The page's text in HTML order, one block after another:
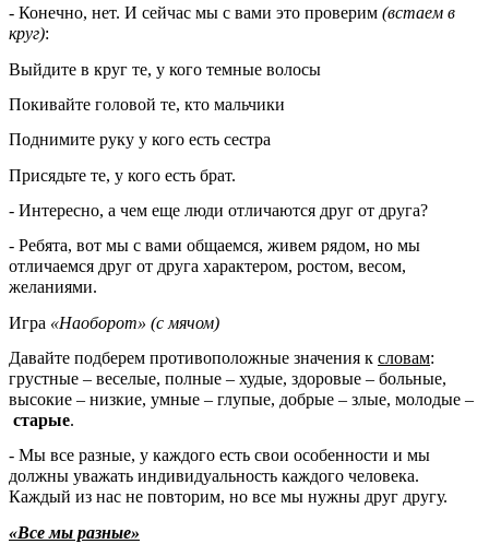
- Конечно, нет. И сейчас мы с вами это проверим (встаем в
круг):
Выйдите в круг те, у кого темные волосы
Покивайте головой те, кто мальчики
Поднимите руку у кого есть сестра
Присядьте те, у кого есть брат.
- Интересно, а чем еще люди отличаются друг от друга?
- Ребята, вот мы с вами общаемся, живем рядом, но мы
отличаемся друг от друга характером, ростом, весом,
желаниями.
Игра «Наоборот» (с мячом)
Давайте подберем противоположные значения к словам:
грустные – веселые, полные – худые, здоровые – больные,
высокие – низкие, умные – глупые, добрые – злые, молодые –
старые.
- Мы все разные, у каждого есть свои особенности и мы
должны уважать индивидуальность каждого человека.
Каждый из нас не повторим, но все мы нужны друг другу.
«Все мы разные»